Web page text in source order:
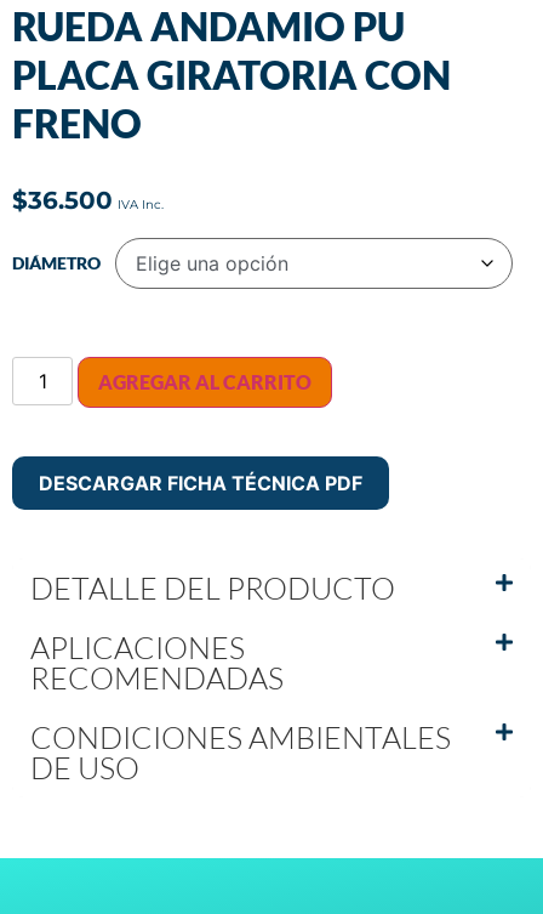
RUEDA ANDAMIO PU
PLACA GIRATORIA CON
FRENO
$36.500
DIÁMETRO
AGREGAR AL CARRITO
DESCARGAR FICHA TÉCNICA PDF
DETALLE DEL PRODUCTO
APLICACIONES
RECOMENDADAS
CONDICIONES AMBIENTALES
DE USO